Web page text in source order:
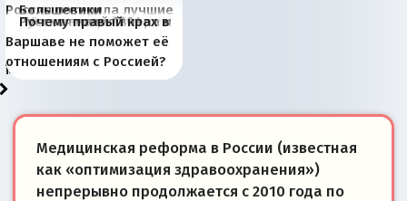
Россия потеряла лучшие
рыбопромысловые
районы Баренцева
моря
Большевики
отличаются от «Яблока»
тем, что они -
победители
Киевская марионетка
Запада рассказала о
«переобувании» хозяев
В России назрели
перемены: 15 шагов к
суверенной экономике
Миграционный пожар
Европы
Россия начинает
сбрасывать балласт
Анкориджа
Россия зимой 1904
года: первые уступки во
внутренней политике
Русская нация вчера и
сегодня
Почему правый крах в
Варшаве не поможет её
отношениям с Россией?
Медицинская реформа в России (известная
как «оптимизация здравоохранения»)
непрерывно продолжается с 2010 года по